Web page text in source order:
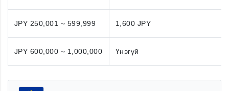
JPY 250,001 ~ 599,999 1,600 JPY
JPY 600,000 ~ 1,000,000 Үнэгүй